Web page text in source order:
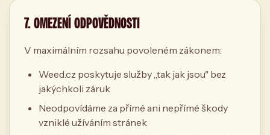
7. OMEZENÍ ODPOVĚDNOSTI
V maximálním rozsahu povoleném zákonem:
Weed.cz poskytuje služby „tak jak jsou" bez
jakýchkoli záruk
Neodpovídáme za přímé ani nepřímé škody
vzniklé užíváním stránek